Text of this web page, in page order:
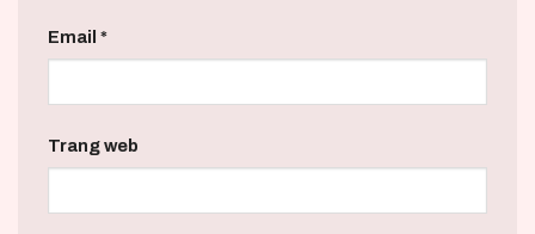
Email *
Trang web